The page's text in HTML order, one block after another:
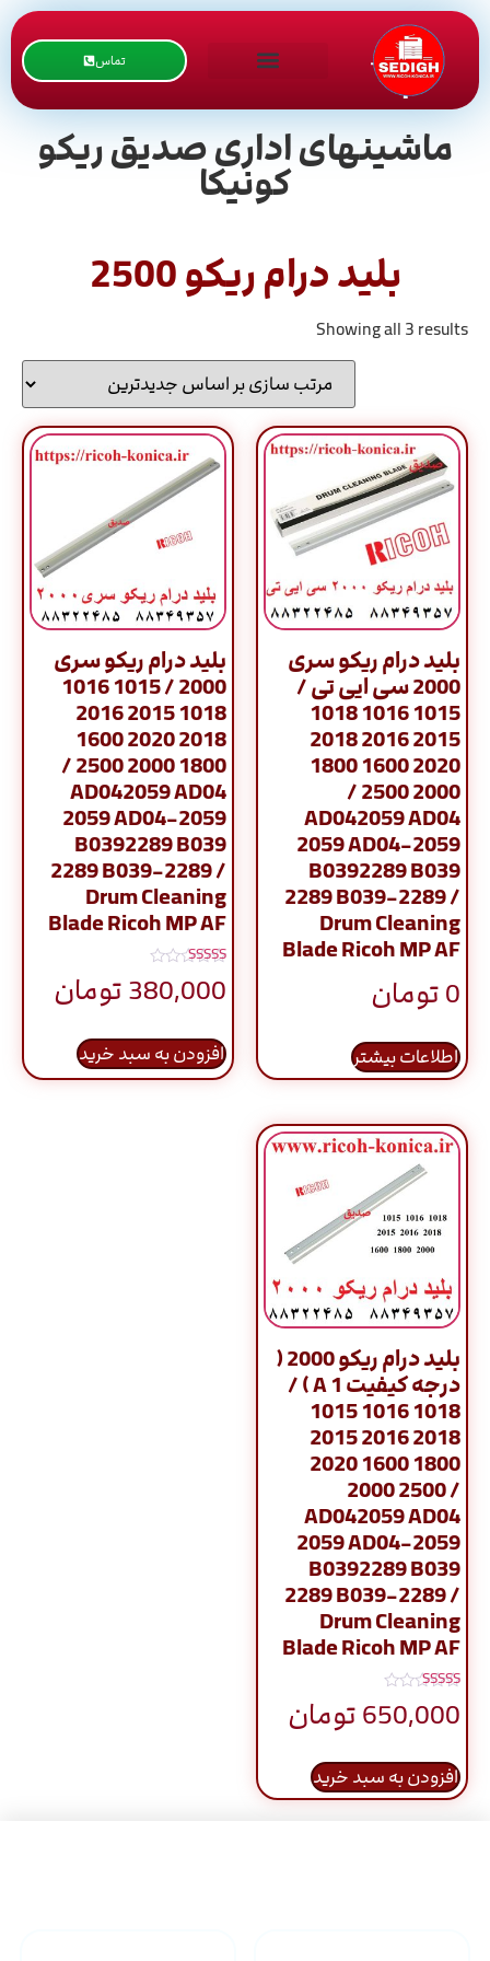
تماس
ماشینهای اداری صدیق ریکو
کونیکا
بلید درام ریکو 2500
Showing all 3 results
بلید درام ریکو سری
2000 سی ایی تی /
1015 1016 1018
2015 2016 2018
2020 1600 1800
2000 2500 /
AD042059 AD04
2059 AD04-2059
B0392289 B039
2289 B039-2289 /
Drum Cleaning
Blade Ricoh MP AF
0تومان
اطلاعات بیشتر
بلید درام ریکو سری
2000 / 1015 1016
1018 2015 2016
2018 2020 1600
1800 2000 2500 /
AD042059 AD04
2059 AD04-2059
B0392289 B039
2289 B039-2289 /
Drum Cleaning
Blade Ricoh MP AF
نمره
5.00
از 5
380,000تومان
افزودن به سبد خرید
بلید درام ریکو 2000 (
درجه کیفیت A 1 ) /
1015 1016 1018
2015 2016 2018
2020 1600 1800
2000 2500 /
AD042059 AD04
2059 AD04-2059
B0392289 B039
2289 B039-2289 /
Drum Cleaning
Blade Ricoh MP AF
نمره
5.00
از 5
650,000تومان
افزودن به سبد خرید